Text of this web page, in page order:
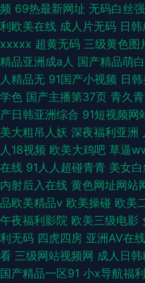
频 69热最新网址 无码白丝
利欧美在线 成人片无码 日
xxxxx 超黄无码 三级黄色图
精品亚洲成a人 国产精品萌
人精品无 91国产小视频 日
学色 国产主播第37页 青久
产日韩亚洲综合 91短视频网
美大粗吊人妖 深夜福利亚洲
人18视频 欧美大鸡吧 草逼
在线 91人人超碰青青 美女
内射后入在线 黄色网址网站
品欧美精品v 欧美操碰 欧美
午夜福利影院 欧美三级电影
利无码 四虎四房 亚洲AV在
看 三级网站视频网 成人日韩
国产精品一区91 小x导航福利